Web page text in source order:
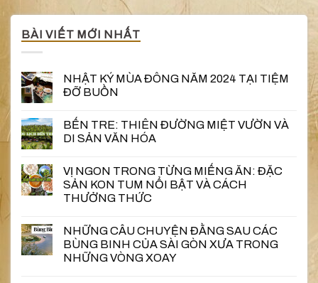
BÀI VIẾT MỚI NHẤT
NHẬT KÝ MÙA ĐÔNG NĂM 2024 TẠI TIỆM
ĐỠ BUỒN
BẾN TRE: THIÊN ĐƯỜNG MIỆT VƯỜN VÀ
DI SẢN VĂN HÓA
VỊ NGON TRONG TỪNG MIẾNG ĂN: ĐẶC
SẢN KON TUM NỔI BẬT VÀ CÁCH
THƯỞNG THỨC
NHỮNG CÂU CHUYỆN ĐẰNG SAU CÁC
BÙNG BINH CỦA SÀI GÒN XƯA TRONG
NHỮNG VÒNG XOAY